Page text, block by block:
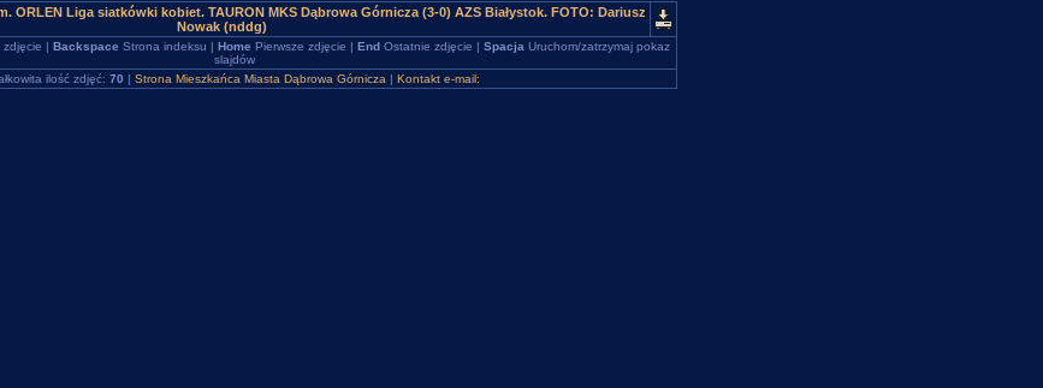
ORLEN Liga siatkówki kobiet. TAURON MKS Dąbrowa Górnicza (3-0) AZS Białystok. FOTO: Dariusz
Nowak (nddg)
| Backspace Strona indeksu | Home Pierwsze zdjęcie | EndOstatnie zdjęcie | Spacja Uruchom/zatrzymaj pokaz
slajdów
ilość zdjęć: 70 | Strona Mieszkańca Miasta Dąbrowa Górnicza | Kontakt e-mail: